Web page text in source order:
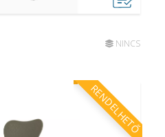
NINCS
RENDELHETŐ